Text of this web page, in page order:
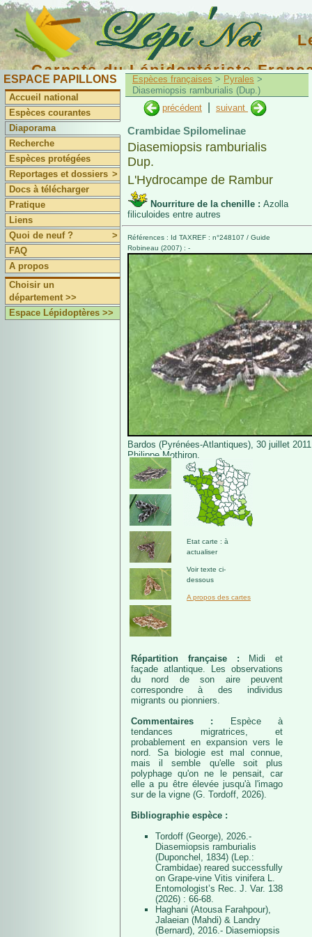
Carnets du Lépidoptériste
ESPACE PAPILLONS
Accueil national
Espèces courantes
Diaporama
Recherche
Espèces protégées
Reportages et dossiers >
Docs à télécharger
Pratique
Liens
Quoi de neuf ?
>
FAQ
A propos
Choisir un
département >>
Espace Lépidoptères >>
Espèces françaises > Pyrales >
Diasemiopsis ramburialis (Dup.)
précédent
suivant
Crambidae Spilomelinae
Diasemiopsis ramburialis
Dup.
L'Hydrocampe de Rambur
Nourriture de la chenille : Azolla
filiculoides entre autres
Références : Id TAXREF : n°248107 / Guide
Robineau (2007) : -
Bardos (Pyrénées-Atlantiques), 30 juillet
Philippe Mothiron.
Etat carte : à
actualiser
Voir texte ci-
dessous
A propos des cartes
Répartition française :
Midi et
façade atlantique. Les observations
du nord de son aire peuvent
correspondre à des individus
migrants ou pionniers.
Commentaires :
Espèce à
tendances migratrices, et
probablement en expansion vers le
nord. Sa biologie est mal connue,
mais il semble qu'elle soit plus
polyphage qu'on ne le pensait, car
elle a pu être élevée jusqu'à l'imago
sur de la vigne (G. Tordoff, 2026).
Bibliographie espèce :
Tordoff (George), 2026.-
Diasemiopsis ramburialis
(Duponchel, 1834) (Lep.:
Crambidae) reared successfully
on Grape-vine Vitis vinifera L.
Entomologist’s Rec. J. Var. 138
(2026) : 66-68.
Haghani (Atousa Farahpour),
Jalaeian (Mahdi) & Landry
(Bernard), 2016.- Diasemiopsis